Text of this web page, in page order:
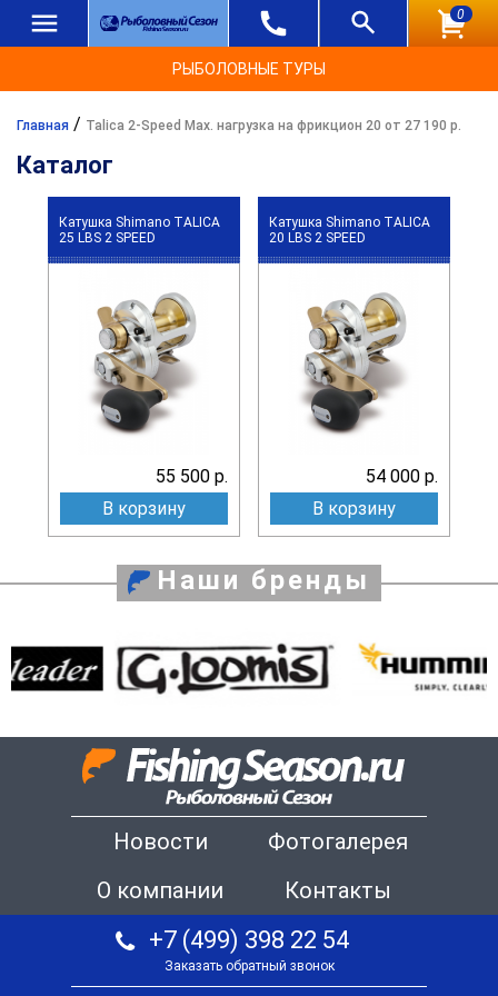
0
РЫБОЛОВНЫЕ ТУРЫ
Главная / Talica 2-Speed Max. нагрузка на фрикцион 20 от 27 190 р.
Каталог
Катушка Shimano TALICA
25 LBS 2 SPEED
55 500 р.
В корзину
Катушка Shimano TALICA
20 LBS 2 SPEED
54 000 р.
В корзину
Наши бренды
Новости
Фотогалерея
О компании
Контакты
+7 (499) 398 22 54
Заказать обратный звонок